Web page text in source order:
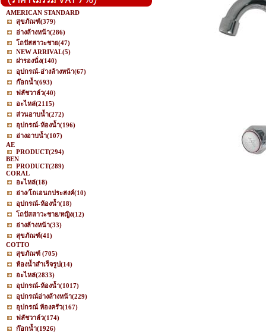
AMERICAN STANDARD
สุขภัณฑ์(379)
อ่างล้างหน้า(286)
โถปัสสาวะชาย(47)
NEW ARRIVAL(5)
ฝารองนั่ง(140)
อุปกรณ์-อ่างล้างหน้า(67)
ก๊อกน้ำ(693)
ฟลัชวาล์ว(40)
อะไหล่(2115)
ส่วนอาบน้ำ(272)
อุปกรณ์-ห้องน้ำ(196)
อ่างอาบน้ำ(107)
AE
PRODUCT(294)
BEN
PRODUCT(289)
CORAL
อะไหล่(18)
อ่าง/โถเอนกประสงค์(10)
อุปกรณ์-ห้องน้ำ(18)
โถปัสสาวะชาย/หญิง(12)
อ่างล้างหน้า(33)
สุขภัณฑ์(41)
COTTO
สุขภัณฑ์ (705)
ห้องน้ำสำเร็จรูป(14)
อะไหล่(2833)
อุปกรณ์-ห้องน้ำ(1017)
อุปกรณ์อ่างล้างหน้า(229)
อุปกรณ์ ห้องครัว(167)
ฟลัชวาล์ว(174)
ก๊อกน้ำ(1926)